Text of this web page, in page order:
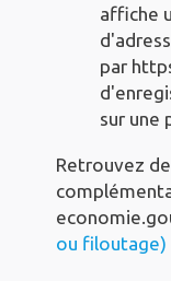
affiche
par
sur une
Retrouvez
ou filoutage)